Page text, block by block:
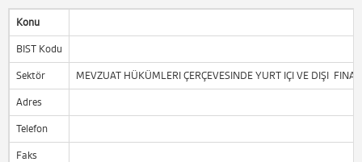
Konu
BIST Kodu
Sektör MEVZUAT HÜKÜMLERI ÇERÇEVESINDE YURT IÇI VE DIŞI
Adres
Telefon
Faks